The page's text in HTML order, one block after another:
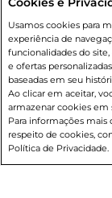
Rio de Janeiro
Caso queira
suas compras:
Entrega em
prévio. O valor
80,00.
©
Usamos cookies para
experiência de
funcionalidades do
e ofertas personalizadas
baseadas em seu
Ao clicar em aceitar,
armazenar cookies em
Para informações mais
respeito de cookies,
Política de Privacidade.